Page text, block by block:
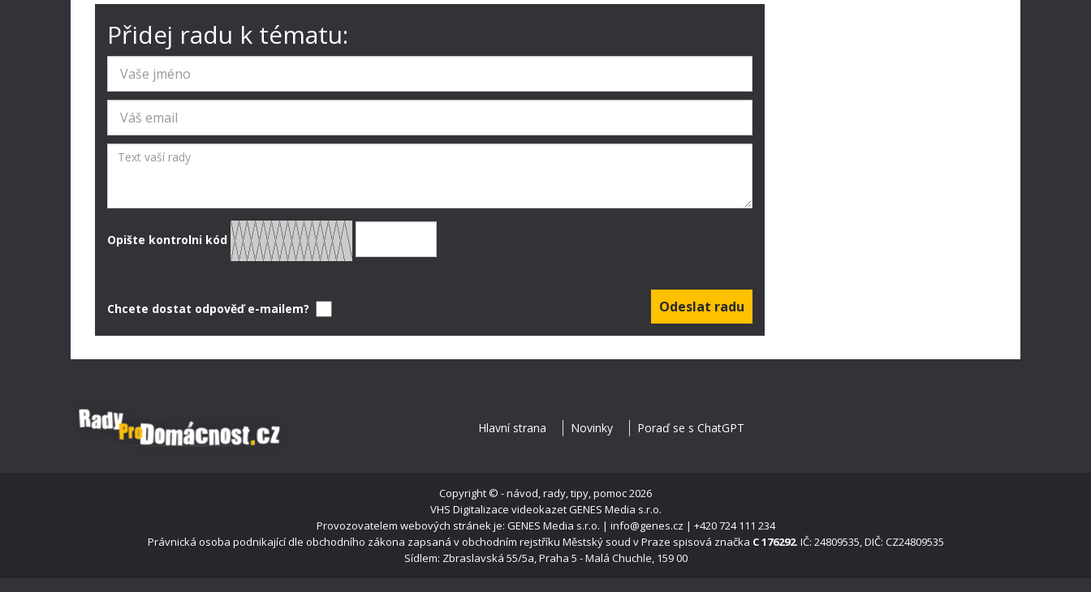
Přidej radu k tématu:
Opište kontrolni kód
Chcete dostat odpověď e-mailem?
Hlavní strana Novinky Poraď se s ChatGPT
Copyright © - návod, rady, tipy, pomoc2026
VHS Digitalizace videokazetGENES Media s.r.o.
Provozovatelem webových stránek je: GENES Media s.r.o. | info@genes.cz | +420 724 111 234
Právnická osoba podnikající dle obchodního zákona zapsaná v obchodním rejstříku Městský soud v Praze spisová značka C 176292. IČ: 24809535, DIČ: CZ24809535
Sídlem: Zbraslavská 55/5a, Praha 5 - Malá Chuchle, 159 00